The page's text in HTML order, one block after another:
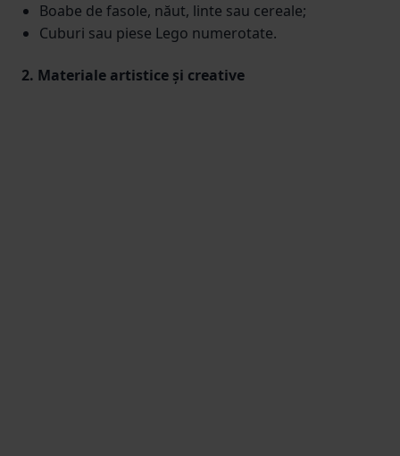
Boabe de fasole, năut, linte sau cereale;
Cuburi sau piese Lego numerotate.
2. Materiale artistice și creative